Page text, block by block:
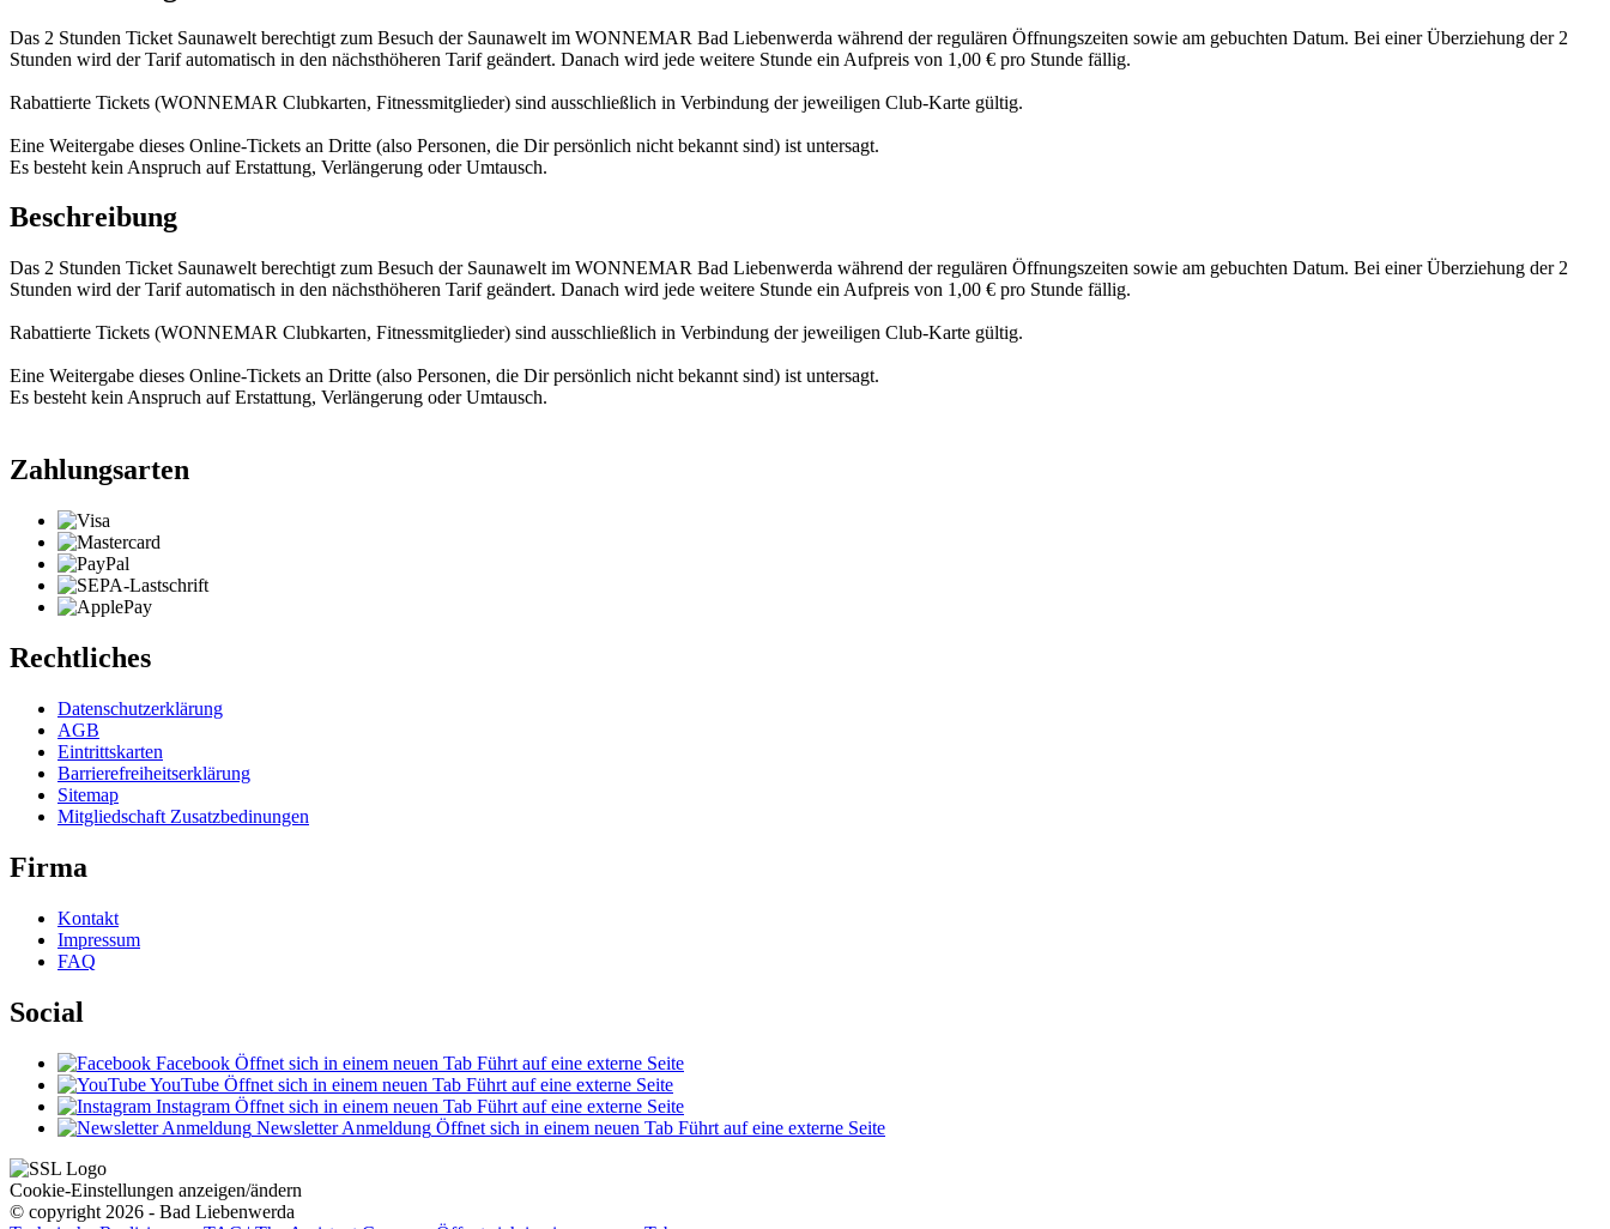
Das 2 Stunden Ticket Saunawelt berechtigt zum Besuch der Saunawelt im WONNEMAR Bad Liebenwerda während der regulären Öffnungszeiten sowie am gebuchten Datum. Bei einer Überziehung der 2
Stunden wird der Tarif automatisch in den nächsthöheren Tarif geändert. Danach wird jede weitere Stunde ein Aufpreis von 1,00 € pro Stunde fällig.
Rabattierte Tickets (WONNEMAR Clubkarten, Fitnessmitglieder) sind ausschließlich in Verbindung der jeweiligen Club-Karte gültig.
Eine Weitergabe dieses Online-Tickets an Dritte (also Personen, die Dir persönlich nicht bekannt sind) ist untersagt.
Es besteht kein Anspruch auf Erstattung, Verlängerung oder Umtausch.
Beschreibung
Das 2 Stunden Ticket Saunawelt berechtigt zum Besuch der Saunawelt im WONNEMAR Bad Liebenwerda während der regulären Öffnungszeiten sowie am gebuchten Datum. Bei einer Überziehung der 2
Stunden wird der Tarif automatisch in den nächsthöheren Tarif geändert. Danach wird jede weitere Stunde ein Aufpreis von 1,00 € pro Stunde fällig.
Rabattierte Tickets (WONNEMAR Clubkarten, Fitnessmitglieder) sind ausschließlich in Verbindung der jeweiligen Club-Karte gültig.
Eine Weitergabe dieses Online-Tickets an Dritte (also Personen, die Dir persönlich nicht bekannt sind) ist untersagt.
Es besteht kein Anspruch auf Erstattung, Verlängerung oder Umtausch.
Zahlungsarten
Rechtliches
Datenschutzerklärung
AGB
Eintrittskarten
Barrierefreiheitserklärung
Sitemap
Mitgliedschaft Zusatzbedinungen
Firma
Kontakt
Impressum
FAQ
Social
Facebook Öffnet sich in einem neuen Tab Führt auf eine externe Seite
YouTube Öffnet sich in einem neuen Tab Führt auf eine externe Seite
Instagram Öffnet sich in einem neuen Tab Führt auf eine externe Seite
Newsletter Anmeldung Öffnet sich in einem neuen Tab Führt auf eine externe Seite
Cookie-Einstellungen anzeigen/ändern
© copyright 2026 - Bad Liebenwerda